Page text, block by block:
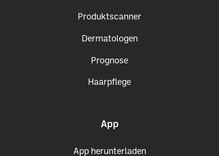
Produktscanner
Dermatologen
Prognose
Haarpflege
App
App herunterladen